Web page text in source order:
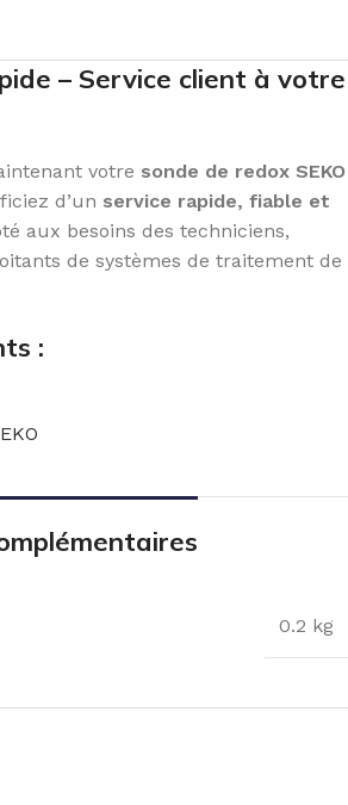
– Service client à votre
votre sonde de redox SEKO
d’un service rapide, fiable et
aux besoins des techniciens,
de systèmes de traitement de
:
0.2 kg